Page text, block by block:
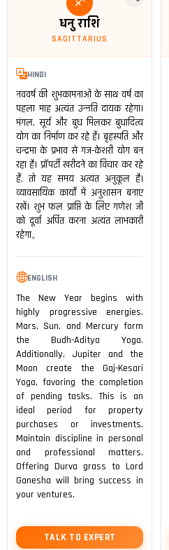
धनु राशि
SAGITTARIUS
HINDI
नववर्ष की शुभकामनाओं के साथ वर्ष का
पहला माह अत्यंत उन्नति दायक रहेगा।
मंगल, सूर्य और बुध मिलकर बुधादित्य
योग का निर्माण कर रहे हैं। बृहस्पति और
चन्द्रमा के प्रभाव से गज-केशरी योग बन
रहा है। प्रॉपर्टी खरीदने का विचार कर रहे
हैं, तो यह समय अत्यंत अनुकूल है।
व्यावसायिक कार्यों में अनुशासन बनाए
रखें। शुभ फल प्राप्ति के लिए गणेश जी
को दूर्वा अर्पित करना अत्यंत लाभकारी
रहेगा。
ENGLISH
The New Year begins with
highly progressive energies.
Mars, Sun, and Mercury form
the Budh-Aditya Yoga.
Additionally, Jupiter and the
Moon create the Gaj-Kesari
Yoga, favoring the completion
of pending tasks. This is an
ideal period for property
purchases or investments.
Maintain discipline in personal
and professional matters.
Offering Durva grass to Lord
Ganesha will bring success in
your ventures.
TALK TO EXPERT